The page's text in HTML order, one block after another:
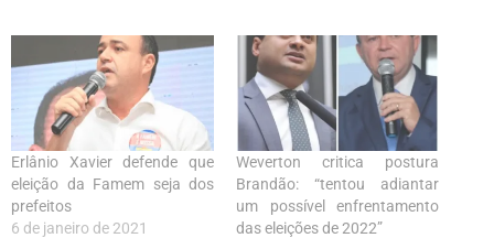
Erlânio Xavier defende que
eleição da Famem seja dos
prefeitos
6 de janeiro de 2021
Weverton critica postura
Brandão: “tentou adiantar
um possível enfrentamento
das eleições de 2022”